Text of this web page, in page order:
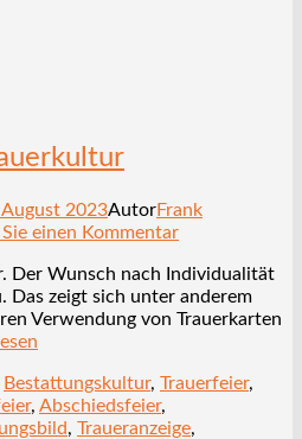
2023AutorFrank
einen Kommentar
Der Wunsch nach Individualität
Das zeigt sich unter anderem
Verwendung von Trauerkarten
Bestattungskultur, Trauerfeier,
, Abschiedsfeier,
, Traueranzeige,